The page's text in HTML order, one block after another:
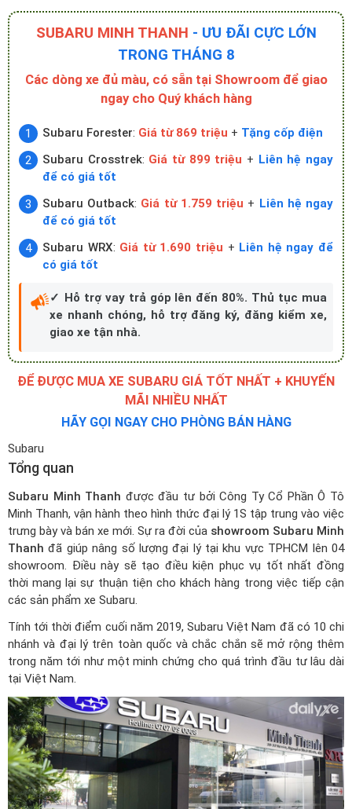
SUBARU MINH THANH - ƯU ĐÃI CỰC LỚN
TRONG THÁNG 8
Các dòng xe đủ màu, có sẵn tại Showroom để giao
ngay cho Quý khách hàng
Subaru Forester: Giá từ 869 triệu + Tặng cốp điện
Subaru Crosstrek: Giá từ 899 triệu + Liên hệ ngay
để có giá tốt
Subaru Outback: Giá từ 1.759 triệu + Liên hệ ngay
để có giá tốt
Subaru WRX: Giá từ 1.690 triệu + Liên hệ ngay để
có giá tốt
✓ Hỗ trợ vay trả góp lên đến 80%. Thủ tục mua
xe nhanh chóng, hỗ trợ đăng ký, đăng kiểm xe,
giao xe tận nhà.
ĐỂ ĐƯỢC MUA XE SUBARU GIÁ TỐT NHẤT + KHUYẾN
MÃI NHIỀU NHẤT
HÃY GỌI NGAY CHO PHÒNG BÁN HÀNG
Subaru
Tổng quan
Subaru Minh Thanh được đầu tư bởi Công Ty Cổ Phần Ô Tô
Minh Thanh, vận hành theo hình thức đại lý 1S tập trung vào việc
trưng bày và bán xe mới. Sự ra đời của showroom Subaru Minh
Thanh đã giúp nâng số lượng đại lý tại khu vực TPHCM lên 04
showroom. Điều này sẽ tạo điều kiện phục vụ tốt nhất đồng
thời mang lại sự thuận tiện cho khách hàng trong việc tiếp cận
các sản phẩm xe Subaru.
Tính tới thời điểm cuối năm 2019, Subaru Việt Nam đã có 10 chi
nhánh và đại lý trên toàn quốc và chắc chắn sẽ mở rộng thêm
trong năm tới như một minh chứng cho quá trình đầu tư lâu dài
tại Việt Nam.